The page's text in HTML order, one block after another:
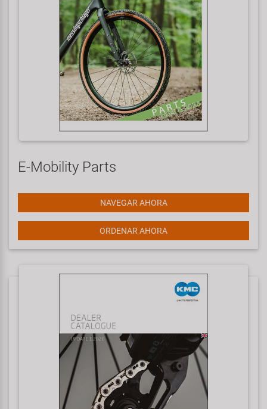
E-Mobility Parts
NAVEGAR AHORA
ORDENAR AHORA